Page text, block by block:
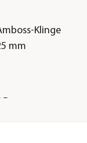
Klinge
mm